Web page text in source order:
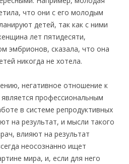
что они с его молодым
детей, так как с ними
лет пятидесяти,
эмбрионов, сказала, что она
никогда не хотела.
негативное отношение к
профессиональным
в системе репродуктивных
на результат, и мысли такого
влияют на результат
неосознанно ищет
мира, и, если для него